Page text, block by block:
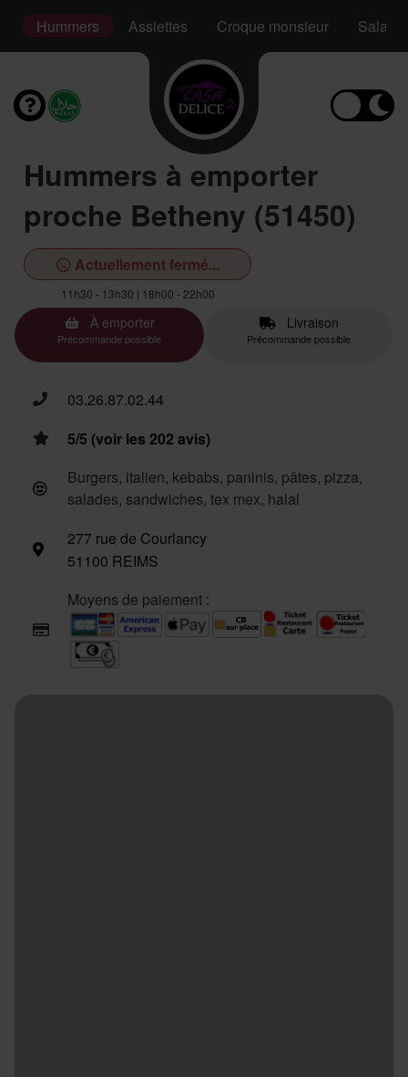
Hummers Assiettes Croque monsieur
Hummers à emporter
proche Betheny (51450)
Actuellement fermé...
11h30 - 13h30 | 18h00 - 22h00
À emporter
Précommande possible
Livraison
Précommande possible
03.26.87.02.44
5/5 (voir les 202 avis)
Burgers, italien, kebabs, paninis, pâtes, pizza,
salades, sandwiches, tex mex, halal
277 rue de Courlancy
51100 REIMS
Moyens de paiement :